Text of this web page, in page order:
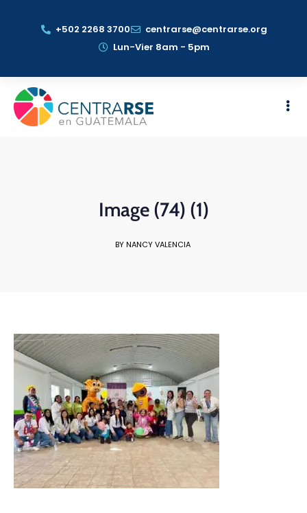
+502 2268 3700
centrarse@centrarse.org
Lun-Vier 8am - 5pm
Image (74) (1)
BY NANCY VALENCIA